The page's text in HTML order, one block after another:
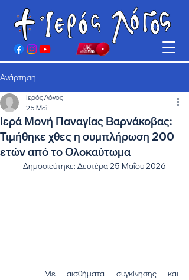
Ανάρτηση
Ιερά Μονή Παναγίας Βαρνάκοβας:
Τιμήθηκε χθες η συμπλήρωση 200
ετών από το Ολοκαύτωμα
Ιερός Λόγος
25 Μαΐ
Δημοσιεύτηκε: Δευτέρα 25 Μαΐου 2026